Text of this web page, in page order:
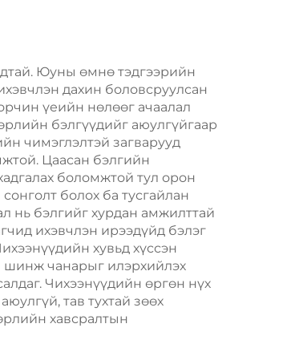
Пластик Пакинг
Юуны өмнө тэдгээрийн
дахин боловсруулсан
үеийн нөлөөг ачаалал
бэлгүүдийг аюулгүйгаар
чимэглэлтэй загварууд
Цаасан бэлгийн
боломжтой тул орон
болох ба тусгайлан
нь бэлгийг хурдан амжилттай
ихэвчлэн ирээдүйд бэлэг
хувьд хүссэн
шинж чанарыг илэрхийлэх
Чихээнүүдийн өргөн нүх
тав тухтай зөөх
хавсралтын